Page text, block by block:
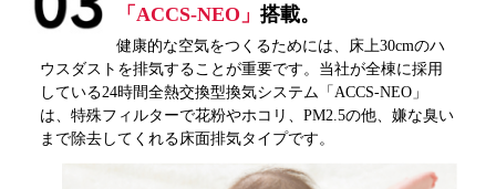
「ACCS-NEO」搭載。
健康的な空気をつくるためには、床上30cmのハ
ウスダストを排気することが重要です。当社が全棟に採用
している24時間全熱交換型換気システム「ACCS-NEO」
は、特殊フィルターで花粉やホコリ、PM2.5の他、嫌な臭い
まで除去してくれる床面排気タイプです。